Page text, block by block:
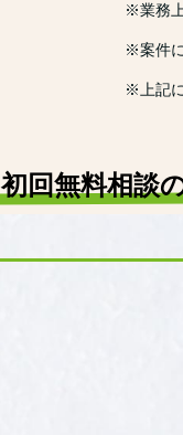
※業務
※案件
※上記
初回無料相談